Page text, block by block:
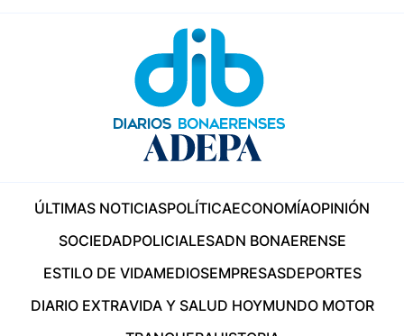
ÚLTIMAS NOTICIASPOLÍTICAECONOMÍAOPINIÓN
SOCIEDADPOLICIALESADN BONAERENSE
ESTILO DE VIDAMEDIOSEMPRESASDEPORTES
DIARIO EXTRAVIDA Y SALUD HOYMUNDO MOTOR